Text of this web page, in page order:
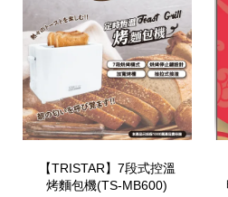
【TRISTAR】7段式控溫
烤麵包機(TS-MB600)